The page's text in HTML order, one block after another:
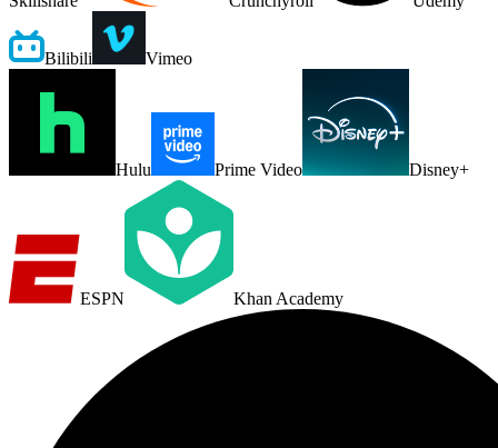
Bilibili Vimeo
Hulu Prime Video Disney+
ESPN Khan Academy